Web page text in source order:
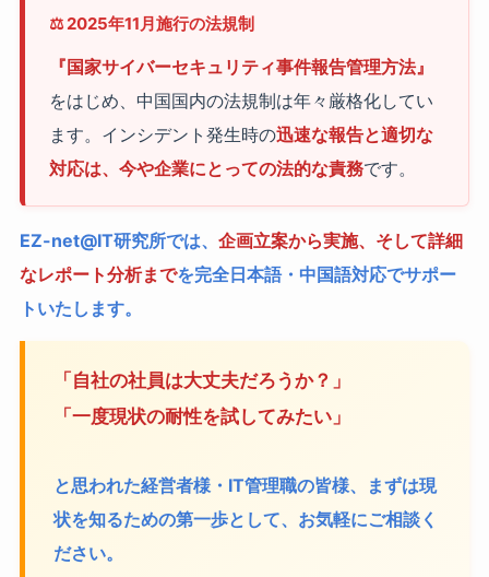
⚖️ 2025年11月施行の法規制
『国家サイバーセキュリティ事件報告管理方法』
をはじめ、中国国内の法規制は年々厳格化してい
ます。インシデント発生時の迅速な報告と適切な
対応は、今や企業にとっての法的な責務です。
EZ-net@IT研究所では、 企画立案から実施、そして詳細
なレポート分析までを完全日本語・中国語対応でサポー
トいたします。
「自社の社員は大丈夫だろうか？」
「一度現状の耐性を試してみたい」
と思われた経営者様・IT管理職の皆様、まずは現
状を知るための第一歩として、お気軽にご相談く
ださい。